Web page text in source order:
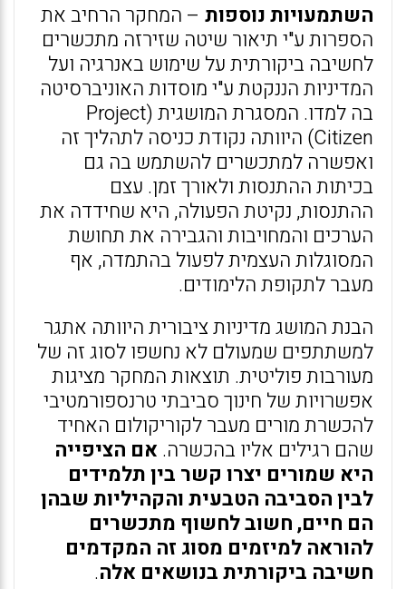
השתמעויות נוספות – המחקר הרחיב את
הספרות ע"י תיאור שיטה שזירזה מתכשרים
לחשיבה ביקורתית על שימוש באנרגיה ועל
המדיניות הננקטת ע"י מוסדות האוניברסיטה
בה למדו. המסגרת המושגית (Project
Citizen) היוותה נקודת כניסה לתהליך זה
ואפשרה למתכשרים להשתמש בה גם
בכיתות ההתנסות ולאורך זמן. עצם
ההתנסות, נקיטת הפעולה, היא שחידדה את
הערכים והמחויבות והגבירה את תחושת
המסוגלות העצמית לפעול בהתמדה, אף
מעבר לתקופת הלימודים.
הבנת המושג מדיניות ציבורית היוותה אתגר
למשתתפים שמעולם לא נחשפו לסוג זה של
מעורבות פוליטית. תוצאות המחקר מציגות
אפשרויות של חינוך סביבתי טרנספורמטיבי
להכשרת מורים מעבר לקוריקולום האחיד
שהם רגילים אליו בהכשרה. אם הציפייה
היא שמורים יצרו קשר בין תלמידים
לבין הסביבה הטבעית והקהיליות שבהן
הם חיים, חשוב לחשוף מתכשרים
להוראה למיזמים מסוג זה המקדמים
חשיבה ביקורתית בנושאים אלה.